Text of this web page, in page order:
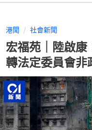
港聞 社會新聞
宏福苑｜陸啟
轉法定委員會非